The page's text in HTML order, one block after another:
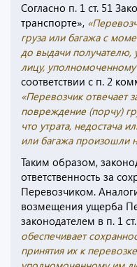
Согласно п. 1 ст. 51
транспорте»,
груза или багажа с
до выдачи
лицу,
соответствии с п. 2
«Перевозчик отвечает
повреждение (порчу)
что утрата, недостача
или багажа произошли
Таким образом,
ответственность за
Перевозчиком.
возмещения ущерба
законодателем в п. 1
обеспечивает
принятия их к